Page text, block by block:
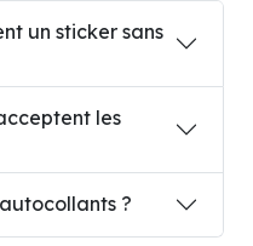
un sticker sans
les
?